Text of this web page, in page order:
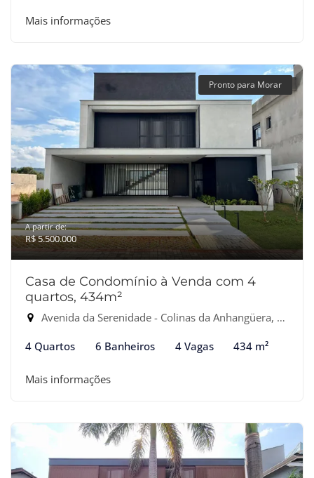
Mais informações
Pronto para Morar
A partir de:
R$ 5.500.000
Casa de Condomínio à Venda com 4
quartos, 434m²
Avenida da Serenidade - Colinas da Anhangüera, Santana de Parnaíba-SP
4 Quartos 6 Banheiros 4 Vagas 434 m²
Mais informações